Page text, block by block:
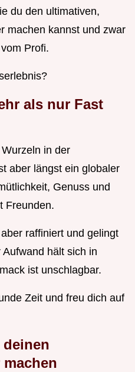
du den ultimativen,
machen kannst und zwar
Profi.
als nur Fast
in der
aber längst ein globaler
Genuss und
Freunden.
raffiniert und gelingt
hält sich in
ist unschlagbar.
Zeit und freu dich auf